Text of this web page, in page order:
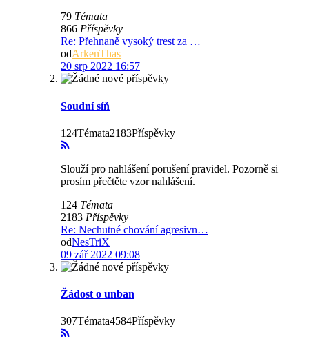
79 Témata
866 Příspěvky
Re: Přehnaně vysoký trest za …
odArkenThas
20 srp 2022 16:57
Soudní síň
124Témata2183Příspěvky
Slouží pro nahlášení porušení pravidel. Pozorně si
prosím přečtěte vzor nahlášení.
124 Témata
2183 Příspěvky
Re: Nechutné chování agresivn…
odNesTriX
09 zář 2022 09:08
Žádost o unban
307Témata4584Příspěvky